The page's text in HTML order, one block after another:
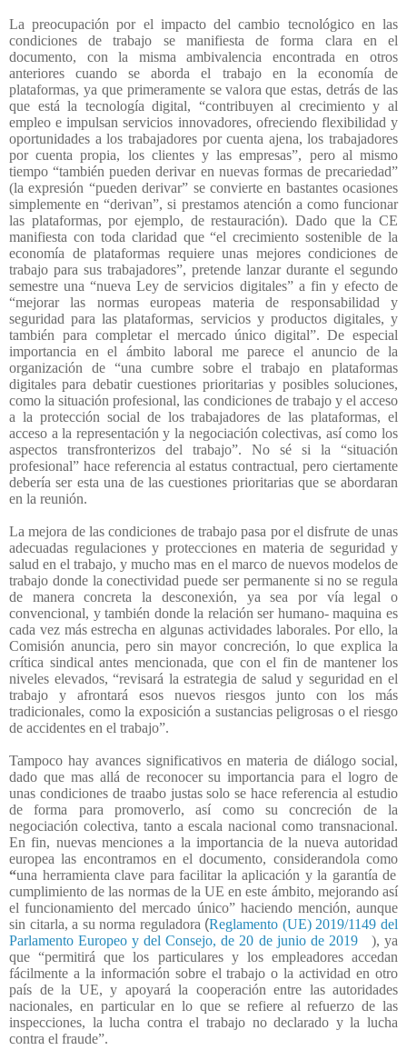
La preocupación por el impacto del cambio tecnológico en las
condiciones de trabajo se manifiesta de forma clara en el
documento, con la misma ambivalencia encontrada en otros
anteriores cuando se aborda el trabajo en la economía de
plataformas, ya que primeramente se valora que estas, detrás de las
que está la tecnología digital, “contribuyen al crecimiento y al
empleo e impulsan servicios innovadores, ofreciendo flexibilidad y
oportunidades a los trabajadores por cuenta ajena, los trabajadores
por cuenta propia, los clientes y las empresas”, pero al mismo
tiempo “también pueden derivar en nuevas formas de precariedad”
(la expresión “pueden derivar” se convierte en bastantes ocasiones
simplemente en “derivan”, si prestamos atención a como funcionar
las plataformas, por ejemplo, de restauración). Dado que la CE
manifiesta con toda claridad que “el crecimiento sostenible de la
economía de plataformas requiere unas mejores condiciones de
trabajo para sus trabajadores”, pretende lanzar durante el segundo
semestre una “nueva Ley de servicios digitales” a fin y efecto de
“mejorar las normas europeas materia de responsabilidad y
seguridad para las plataformas, servicios y productos digitales, y
también para completar el mercado único digital”. De especial
importancia en el ámbito laboral me parece el anuncio de la
organización de “una cumbre sobre el trabajo en plataformas
digitales para debatir cuestiones prioritarias y posibles soluciones,
como la situación profesional, las condiciones de trabajo y el acceso
a la protección social de los trabajadores de las plataformas, el
acceso a la representación y la negociación colectivas, así como los
aspectos transfronterizos del trabajo”. No sé si la “situación
profesional” hace referencia al estatus contractual, pero ciertamente
debería ser esta una de las cuestiones prioritarias que se abordaran
en la reunión.
La mejora de las condiciones de trabajo pasa por el disfrute de unas
adecuadas regulaciones y protecciones en materia de seguridad y
salud en el trabajo, y mucho mas en el marco de nuevos modelos de
trabajo donde la conectividad puede ser permanente si no se regula
de manera concreta la desconexión, ya sea por vía legal o
convencional, y también donde la relación ser humano- maquina es
cada vez más estrecha en algunas actividades laborales. Por ello, la
Comisión anuncia, pero sin mayor concreción, lo que explica la
crítica sindical antes mencionada, que con el fin de mantener los
niveles elevados, “revisará la estrategia de salud y seguridad en el
trabajo y afrontará esos nuevos riesgos junto con los más
tradicionales, como la exposición a sustancias peligrosas o el riesgo
de accidentes en el trabajo”.
Tampoco hay avances significativos en materia de diálogo social,
dado que mas allá de reconocer su importancia para el logro de
unas condiciones de traabo justas solo se hace referencia al estudio
de forma para promoverlo, así como su concreción de la
negociación colectiva, tanto a escala nacional como transnacional.
En fin, nuevas menciones a la importancia de la nueva autoridad
europea las encontramos en el documento, considerandola como
“una herramienta clave para facilitar la aplicación y la garantía de
cumplimiento de las normas de la UE en este ámbito, mejorando así
el funcionamiento del mercado único” haciendo mención, aunque
sin citarla, a su norma reguladora (Reglamento (UE) 2019/1149 del
Parlamento Europeo y del Consejo, de 20 de junio de 2019
), ya
que “permitirá que los particulares y los empleadores accedan
fácilmente a la información sobre el trabajo o la actividad en otro
país de la UE, y apoyará la cooperación entre las autoridades
nacionales, en particular en lo que se refiere al refuerzo de las
inspecciones, la lucha contra el trabajo no declarado y la lucha
contra el fraude”.